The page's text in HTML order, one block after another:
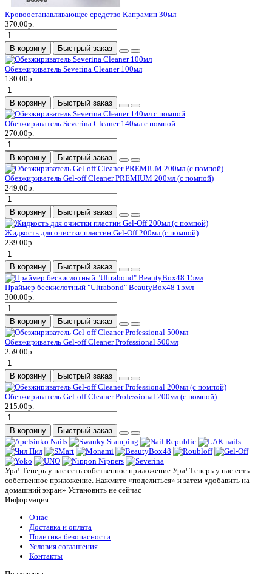
Кровоостанавливающее средство Капрамин 30мл
370.00р.
В корзину Быстрый заказ
Обезжириватель Severina Cleaner 100мл
130.00р.
В корзину Быстрый заказ
Обезжириватель Severina Cleaner 140мл с помпой
270.00р.
В корзину Быстрый заказ
Обезжириватель Gel-off Cleaner PREMIUM 200мл (с помпой)
249.00р.
В корзину Быстрый заказ
Жидкость для очистки пластин Gel-Off 200мл (с помпой)
239.00р.
В корзину Быстрый заказ
Праймер бескислотный "Ultrabond" BeautyBox48 15мл
300.00р.
В корзину Быстрый заказ
Обезжириватель Gel-off Cleaner Professional 500мл
259.00р.
В корзину Быстрый заказ
Обезжириватель Gel-off Cleaner Professional 200мл (с помпой)
215.00р.
В корзину Быстрый заказ
Ура! Теперь у нас есть собственное приложение Ура! Теперь у нас есть
собственное приложение. Нажмите «поделиться» и затем «добавить на
домашний экран» Установить не сейчас
Информация
О нас
Доставка и оплата
Политика безопасности
Условия соглашения
Контакты